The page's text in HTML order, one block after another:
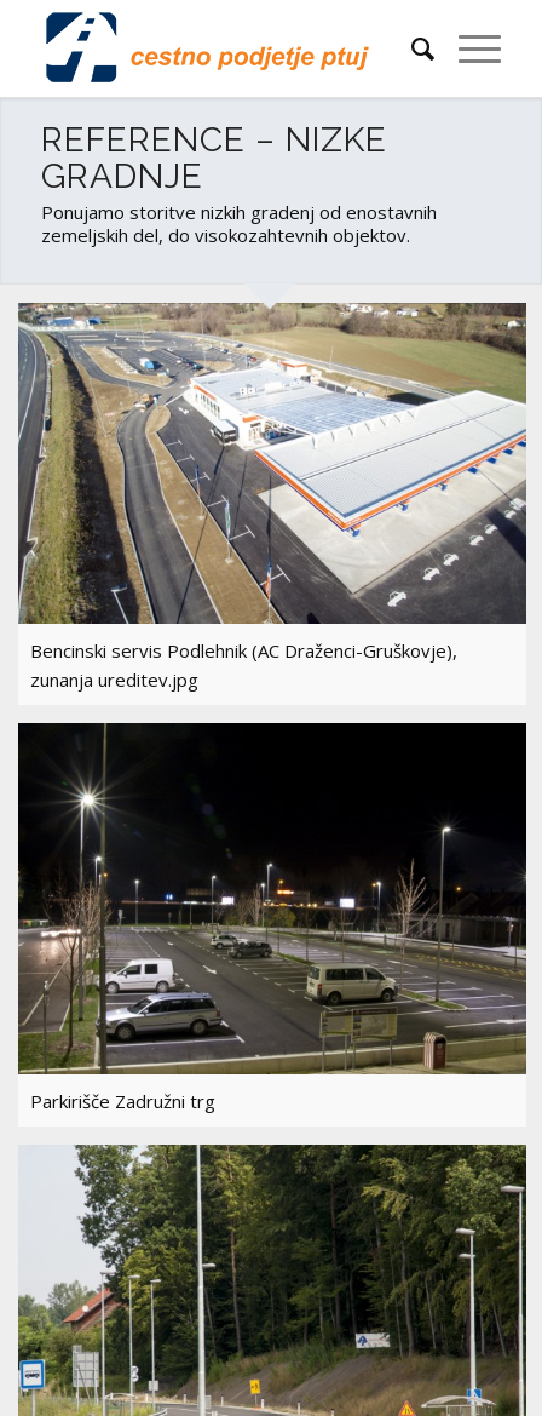
REFERENCE – NIZKE
GRADNJE
Ponujamo storitve nizkih gradenj od enostavnih
zemeljskih del, do visokozahtevnih objektov.
Bencinski servis Podlehnik (AC Draženci-Gruškovje),
zunanja ureditev.jpg
Parkirišče Zadružni trg